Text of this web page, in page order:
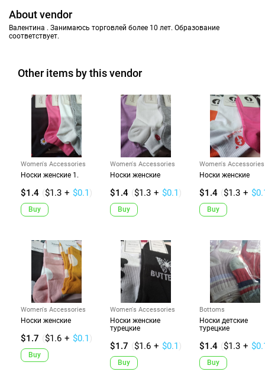
About vendor
Валентина . Занимаюсь торговлей более 10 лет. Образование
соответствует.
Other items by this vendor
Women's Accessories
Носки женские 1.
$1.4 ($1.3 + $0.1 )
Buy
Women's Accessories
Носки женские
$1.4 ($1.3 + $0.1 )
Buy
Women's Accessories
Носки женские
$1.4 ($1.3 +
Buy
Women's Accessories
Носки женские
$1.7 ($1.6 + $0.1 )
Buy
Women's Accessories
Носки женские
турецкие
$1.7 ($1.6 + $0.1 )
Buy
Bottoms
Носки детские
турецкие
$1.4 ($1.3 +
Buy